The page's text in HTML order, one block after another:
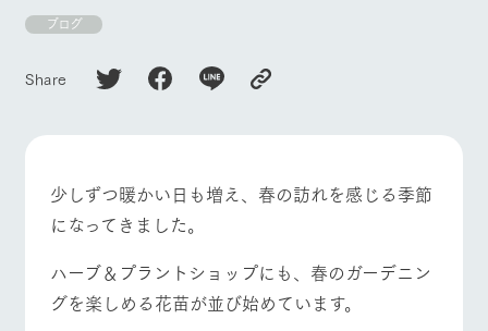
ガーデンの開花
状況などを毎日
ント・フェアの
情報やスケジュ
フラワー
花のある美しい
自然環境の中、
触れて、感じ
て、学ぶ。館ヶ
体験
牧場に行く
ArkFarm Wedding
お知らせ
ブログ
Share
少しずつ暖かい日も増え、春の訪れを感じる季節
になってきました。
ハーブ＆プラントショップにも、春のガーデニン
グを楽しめる花苗が並び始めています。